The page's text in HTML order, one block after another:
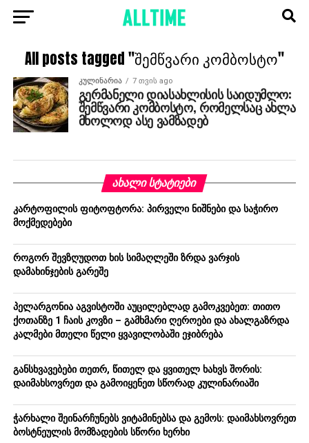
All posts tagged "შემწვარი კომბოსტო"
ᲙᲣᲚᲘᲜᲐᲠᲘᲐ 7 თვის ago
გერმანელი დიასახლისის საიდუმლო:
შემწვარი კომბოსტო, რომელსაც ახლა
მხოლოდ ასე ვამზადებ
ᲐᲮᲐᲚᲘ ᲡᲢᲐᲢᲘᲔᲑᲘ
კარტოფილის ფიტოფტორა: პირველი ნიშნები და საჭირო
მოქმედებები
როგორ შევზღუდოთ ხის სიმაღლეში ზრდა ვარჯის
დამახინჯების გარეშე
პელარგონია აგვისტოში აუცილებლად გამოკვებეთ: თითო
ქოთანზე 1 ჩაის კოვზი – გამხმარი ღეროები და ახალგაზრდა
კალმები მთელი წელი ყვავილობაში ეჯიბრება
განსხვავებები თეთრ, წითელ და ყვითელ ხახვს შორის:
დაიმახსოვრეთ და გამოიყენეთ სწორად კულინარიაში
ჭარხალი შეინარჩუნებს ვიტამინებსა და გემოს: დაიმახსოვრეთ
ბოსტნეულის მომზადების სწორი ხერხი